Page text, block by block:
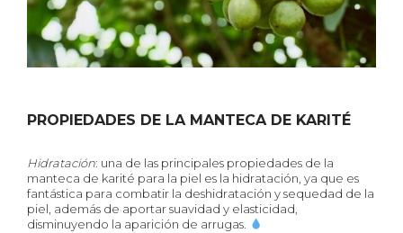
PROPIEDADES DE LA MANTECA DE KARITÉ
Hidratación: una de las principales propiedades de la
manteca de karité para la piel es la hidratación, ya que es
fantástica para combatir la deshidratación y sequedad de la
piel, además de aportar suavidad y elasticidad,
disminuyendo la aparición de arrugas.